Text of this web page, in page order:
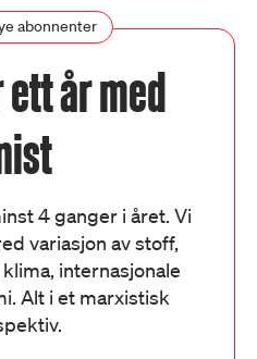
abonnenter
år med
4 ganger i året. Vi
variasjon av stoff,
internasjonale
Alt i et marxistisk